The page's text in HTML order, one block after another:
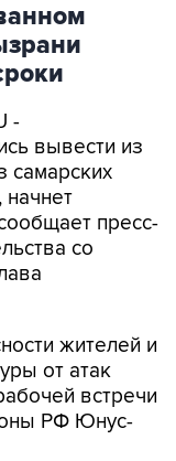
-
вывести из
самарских
начнет
пресс-
со
жителей и
от атак
встречи
РФ Юнус-